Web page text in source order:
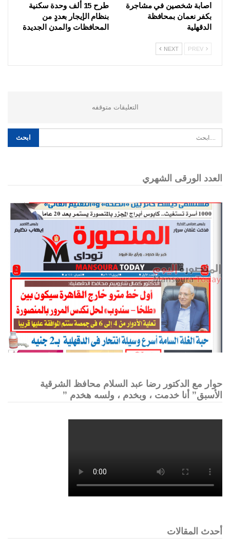
اصابة شخصين في مشاجرة
بكفر نعمان بمحافظة
الدقهلية
طرح 15 ألف وحدة سكنية
بنظام الإيجار بعددٍ من
المحافظات والمدن الجديدة
NEXT
التعليقات متوقفه
العدد الورقى الشهري
حوار مع الدكتور رضا عبد السلام محافظ الشرقية
الأسبق” أنا خدمت ، وبخدم ، ولسه هخدم ”
أحدث المقالات